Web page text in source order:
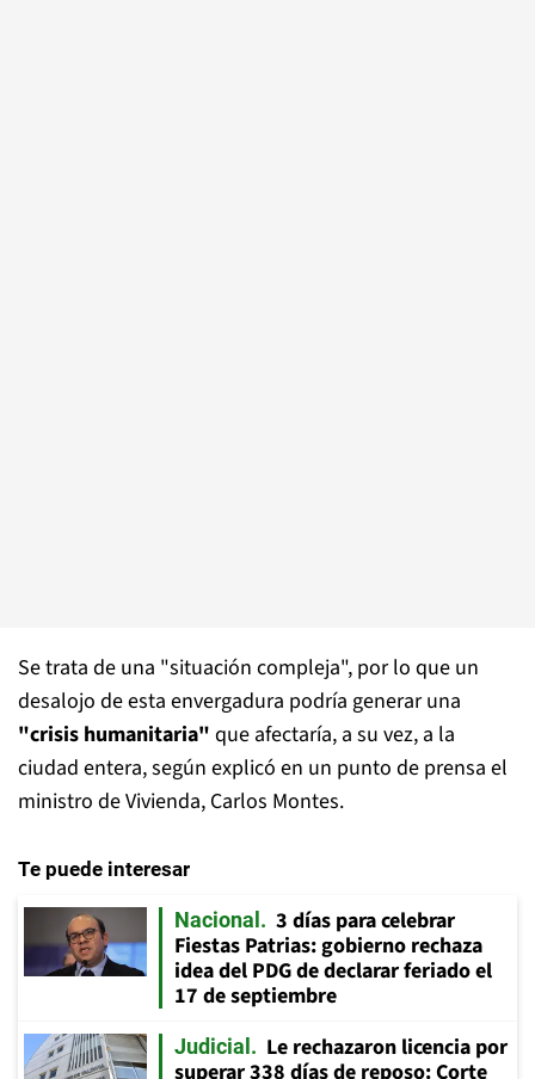
Se trata de una "situación compleja", por lo que un
desalojo de esta envergadura podría generar una
"crisis humanitaria" que afectaría, a su vez, a la
ciudad entera,según explicó en un punto de prensa el
ministro de Vivienda, Carlos Montes.
Te puede interesar
Nacional
3 días para celebrar
Fiestas Patrias: gobierno rechaza
idea del PDG de declarar feriado el
17 de septiembre
Judicial
Le rechazaron licencia por
superar 338 días de reposo: Corte